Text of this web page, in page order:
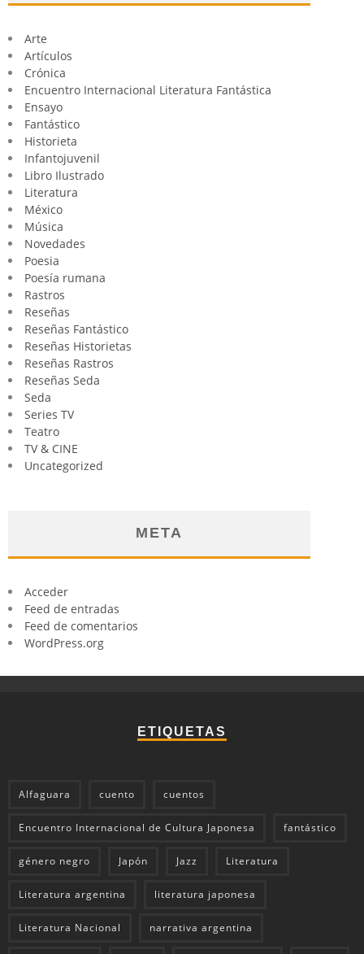
Arte
Artículos
Crónica
Encuentro Internacional Literatura Fantástica
Ensayo
Fantástico
Historieta
Infantojuvenil
Libro Ilustrado
Literatura
México
Música
Novedades
Poesia
Poesía rumana
Rastros
Reseñas
Reseñas Fantástico
Reseñas Historietas
Reseñas Rastros
Reseñas Seda
Seda
Series TV
Teatro
TV & CINE
Uncategorized
META
Acceder
Feed de entradas
Feed de comentarios
WordPress.org
ETIQUETAS
Alfaguara cuento cuentos
Encuentro Internacional de Cultura Japonesa fantástico
género negro Japón Jazz Literatura
Literatura argentina literatura japonesa
Literatura Nacional narrativa argentina